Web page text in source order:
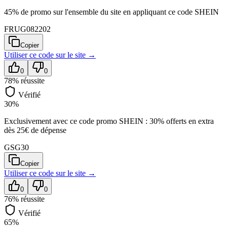
45% de promo sur l'ensemble du site en appliquant ce code SHEIN
FRUG082202
Copier
Utiliser ce code surle site →
0 0
78% réussite
Vérifié
30%
Exclusivement avec ce code promo SHEIN : 30% offerts en extra
dès 25€ de dépense
GSG30
Copier
Utiliser ce code surle site →
0 0
76% réussite
Vérifié
65%